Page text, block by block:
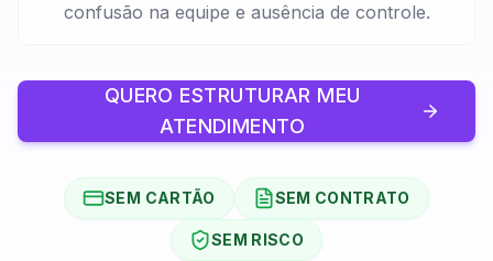
confusão na equipe e ausência de controle.
QUERO ESTRUTURAR MEU
ATENDIMENTO
SEM CARTÃO SEM CONTRATO
SEM RISCO